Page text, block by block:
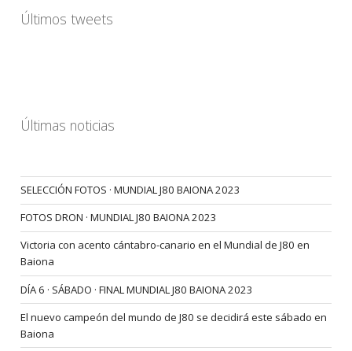
Últimos tweets
Últimas noticias
SELECCIÓN FOTOS · MUNDIAL J80 BAIONA 2023
FOTOS DRON · MUNDIAL J80 BAIONA 2023
Victoria con acento cántabro-canario en el Mundial de J80 en
Baiona
DÍA 6 · SÁBADO · FINAL MUNDIAL J80 BAIONA 2023
El nuevo campeón del mundo de J80 se decidirá este sábado en
Baiona